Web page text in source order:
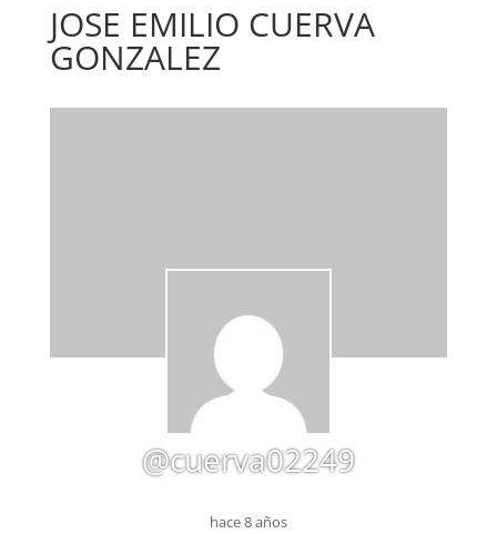
JOSE EMILIO CUERVA
GONZALEZ
@cuerva02249
hace 8 años